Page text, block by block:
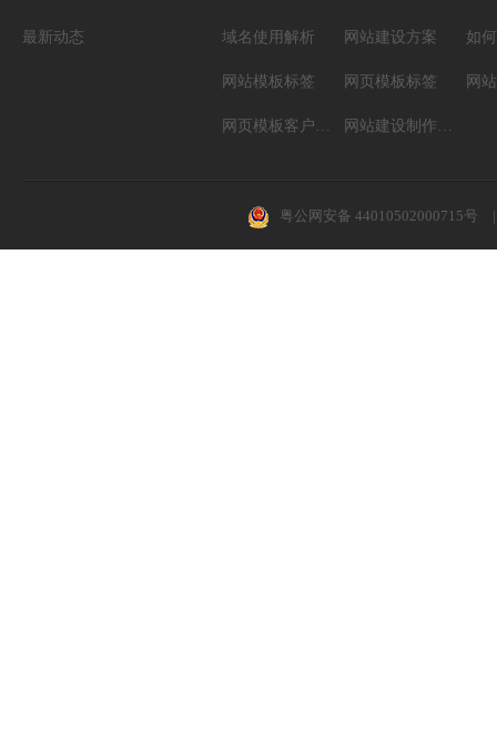
最新动态 域名使用解析 网站建设方案 如
网站模板标签 网页模板标签
网页模板客户案例 网站建设制作知识
粤公网安备 44010502000715号 |